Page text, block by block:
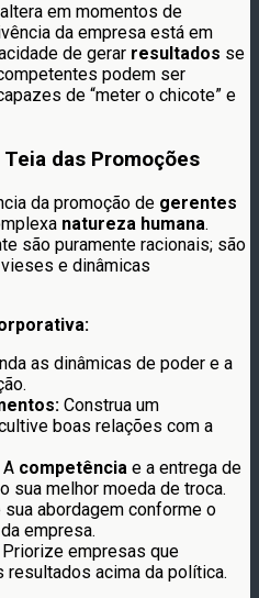
em momentos de
da empresa está em
de gerar resultados se
podem ser
de “meter o chicote” e
das Promoções
da promoção de gerentes
natureza humana.
são puramente racionais; são
e dinâmicas
as dinâmicas de poder e a
Construa um
boas relações com a
A competência e a entrega de
sua melhor moeda de troca.
sua abordagem conforme o
empresa.
Priorize empresas que
acima da política.